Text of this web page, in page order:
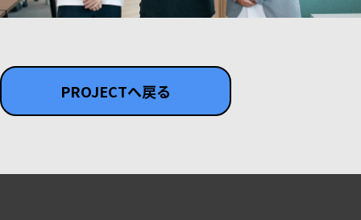
PROJECTへ戻る